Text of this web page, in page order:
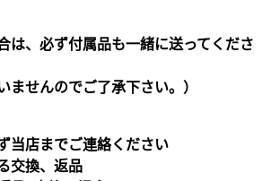
は、必ず付属品も一緒に送ってくださ
ませんのでご了承下さい。）
当店までご連絡ください
交換、返品